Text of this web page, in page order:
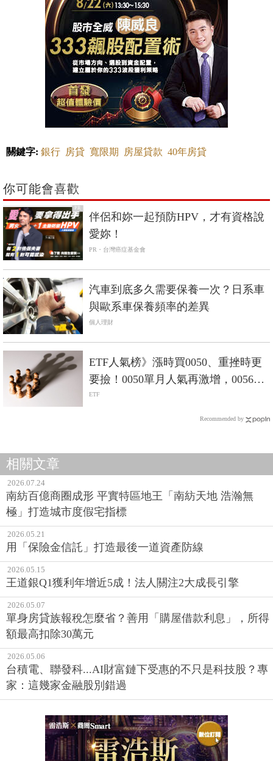
關鍵字: 銀行 房貸 寬限期 房屋貸款 40年房貸
你可能會喜歡
PR
伴侶和妳一起預防HPV，才有資格說
愛妳！
PR・台灣癌症基金會
汽車到底多久需要保養一次？日系車
與歐系車保養頻率的差異
個人理財
ETF人氣榜》漲時買0050、重挫時更
要撿！0050單月人氣再激增，0056重
返人氣二哥
ETF
Recommended by
相關文章
2026.07.24
南紡百億商圈成形 平實特區地王「南紡天地 浩瀚無
極」打造城市度假宅指標
2026.05.21
用「保險金信託」打造最後一道資產防線
2026.05.15
王道銀Q1獲利年增近5成！法人關注2大成長引擎
2026.05.07
單身房貸族報稅怎麼省？善用「購屋借款利息」，所得
額最高扣除30萬元
2026.05.06
台積電、聯發科...AI財富鏈下受惠的不只是科技股？專
家：這幾家金融股別錯過